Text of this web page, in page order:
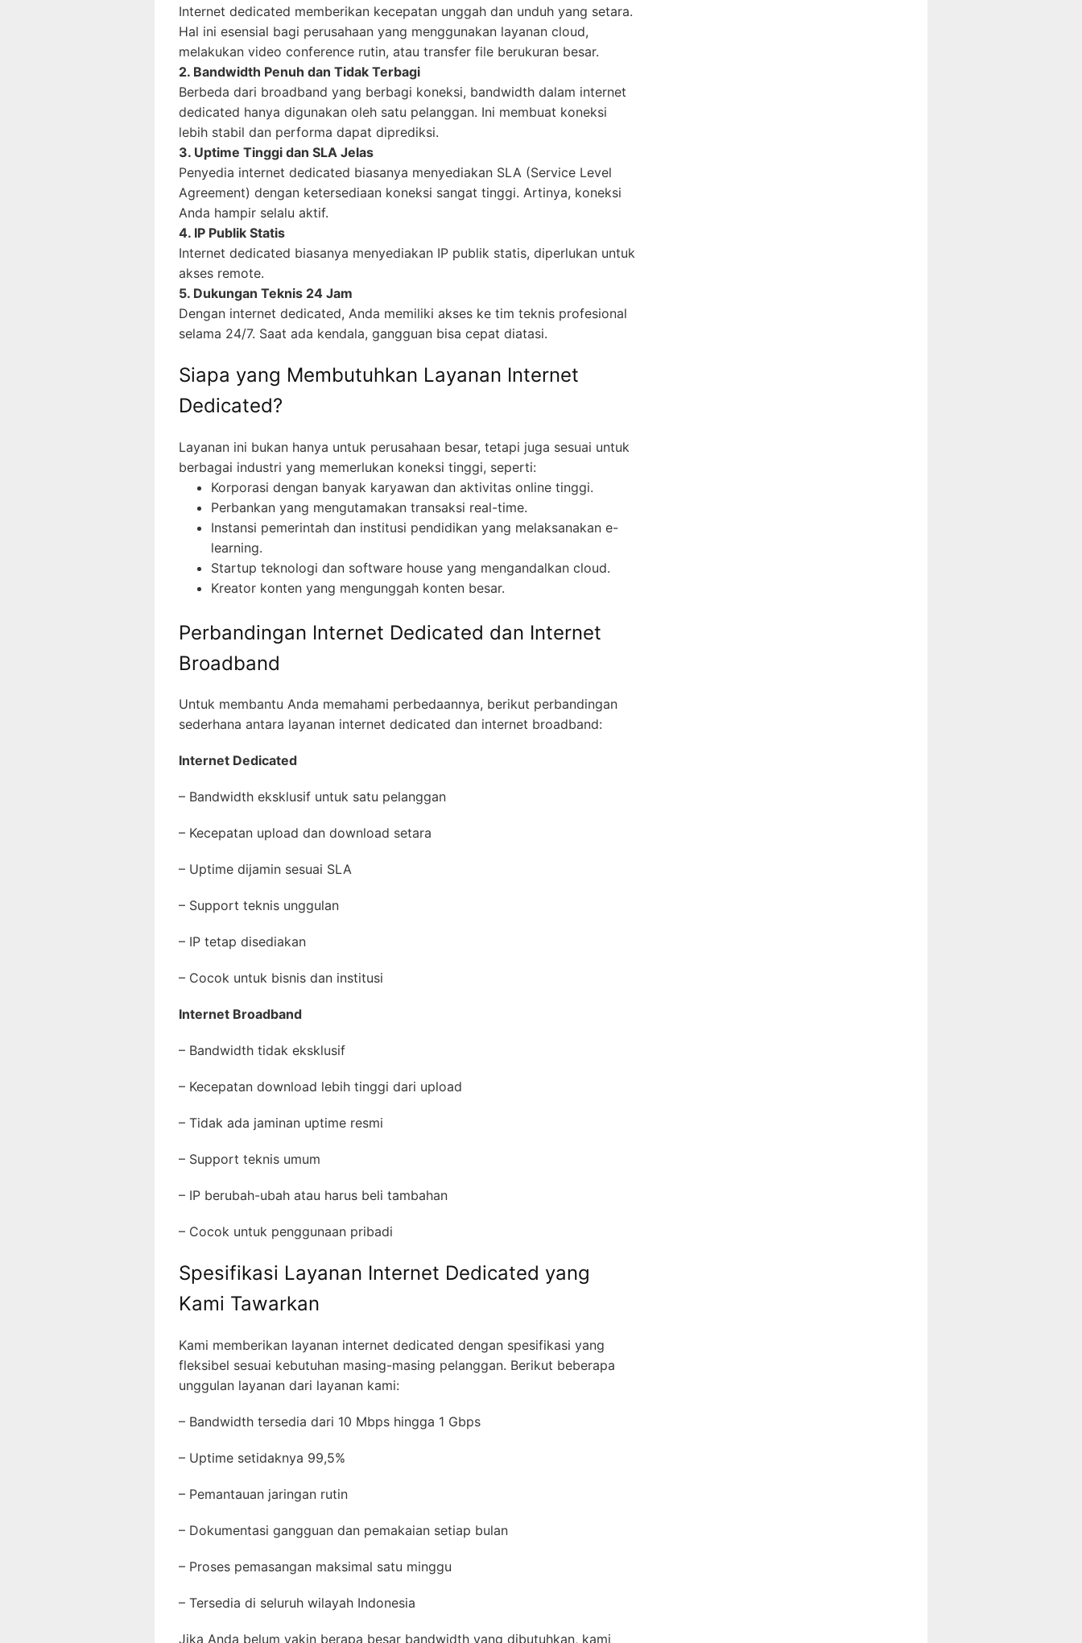
Internet dedicated memberikan kecepatan unggah dan unduh yang setara.
Hal ini esensial bagi perusahaan yang menggunakan layanan cloud,
melakukan video conference rutin, atau transfer file berukuran besar.
2. Bandwidth Penuh dan Tidak Terbagi
Berbeda dari broadband yang berbagi koneksi, bandwidth dalam internet
dedicated hanya digunakan oleh satu pelanggan. Ini membuat koneksi
lebih stabil dan performa dapat diprediksi.
3. Uptime Tinggi dan SLA Jelas
Penyedia internet dedicated biasanya menyediakan SLA (Service Level
Agreement) dengan ketersediaan koneksi sangat tinggi. Artinya, koneksi
Anda hampir selalu aktif.
4. IP Publik Statis
Internet dedicated biasanya menyediakan IP publik statis, diperlukan untuk
akses remote.
5. Dukungan Teknis 24 Jam
Dengan internet dedicated, Anda memiliki akses ke tim teknis profesional
selama 24/7. Saat ada kendala, gangguan bisa cepat diatasi.
Siapa yang Membutuhkan Layanan Internet
Dedicated?
Layanan ini bukan hanya untuk perusahaan besar, tetapi juga sesuai untuk
berbagai industri yang memerlukan koneksi tinggi, seperti:
Korporasi dengan banyak karyawan dan aktivitas online tinggi.
Perbankan yang mengutamakan transaksi real-time.
Instansi pemerintah dan institusi pendidikan yang melaksanakan e-
learning.
Startup teknologi dan software house yang mengandalkan cloud.
Kreator konten yang mengunggah konten besar.
Perbandingan Internet Dedicated dan Internet
Broadband
Untuk membantu Anda memahami perbedaannya, berikut perbandingan
sederhana antara layanan internet dedicated dan internet broadband:
Internet Dedicated
– Bandwidth eksklusif untuk satu pelanggan
– Kecepatan upload dan download setara
– Uptime dijamin sesuai SLA
– Support teknis unggulan
– IP tetap disediakan
– Cocok untuk bisnis dan institusi
Internet Broadband
– Bandwidth tidak eksklusif
– Kecepatan download lebih tinggi dari upload
– Tidak ada jaminan uptime resmi
– Support teknis umum
– IP berubah-ubah atau harus beli tambahan
– Cocok untuk penggunaan pribadi
Spesifikasi Layanan Internet Dedicated yang
Kami Tawarkan
Kami memberikan layanan internet dedicated dengan spesifikasi yang
fleksibel sesuai kebutuhan masing-masing pelanggan. Berikut beberapa
unggulan layanan dari layanan kami:
– Bandwidth tersedia dari 10 Mbps hingga 1 Gbps
– Uptime setidaknya 99,5%
– Pemantauan jaringan rutin
– Dokumentasi gangguan dan pemakaian setiap bulan
– Proses pemasangan maksimal satu minggu
– Tersedia di seluruh wilayah Indonesia
Jika Anda belum yakin berapa besar bandwidth yang dibutuhkan, kami